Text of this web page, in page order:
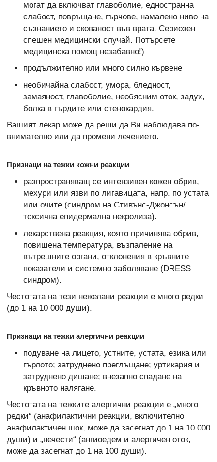
могат да включват главоболие, едностранна
слабост, повръщане, гърчове, намалено ниво на
съзнанието и скованост във врата. Сериозен
спешен медицински случай. Потърсете
медицинска помощ незабавно!)
продължително или много силно кървене
необичайна слабост, умора, бледност,
замаяност, главоболие, необясним оток, задух,
болка в гърдите или стенокардия.
Вашият лекар може да реши да Ви наблюдава по-
внимателно или да промени лечението.
Признаци на тежки кожни реакции
разпространяващ се интензивен кожен обрив,
мехури или язви по лигавицата, напр. по устата
или очите (синдром на Стивънс-Джонсън/
токсична епидермална некролиза).
лекарствена реакция, която причинява обрив,
повишена температура, възпаление на
вътрешните органи, отклонения в кръвните
показатели и системно заболяване (DRESS
синдром).
Честотата на тези нежелани реакции е много редки
(до 1 на 10 000 души).
Признаци на тежки алергични реакции
подуване на лицето, устните, устата, езика или
гърлото; затруднено преглъщане; уртикария и
затруднено дишане; внезапно спадане на
кръвното налягане.
Честотата на тежките алергични реакции е „много
редки“ (анафилактични реакции, включително
анафилактичен шок, може да засегнат до 1 на 10 000
души) и „нечести“ (ангиоедем и алергичен оток,
може да засегнат до 1 на 100 души).